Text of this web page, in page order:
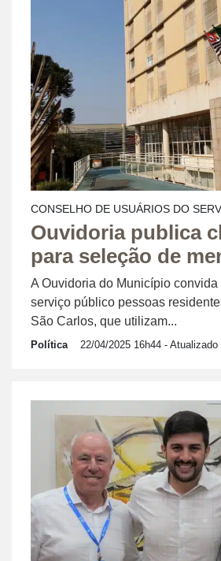
CONSELHO DE USUÁRIOS DO
Ouvidoria publica
para seleção de
A Ouvidoria do Município
serviço público pessoas
São Carlos, que utilizam...
Política 22/04/2025 16h44 - Atualizado